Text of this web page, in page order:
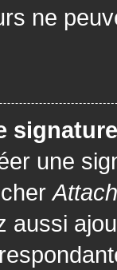
ne
une
aussi